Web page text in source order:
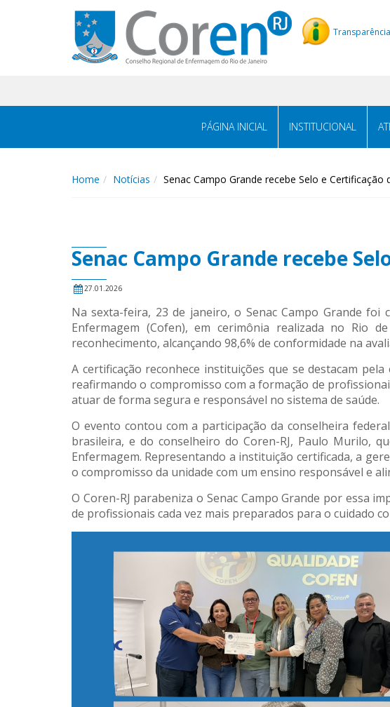
PÁGINA INICIAL INSTITUCIONAL
Home Notícias Senac Campo Grande recebe Selo e Certificação
Senac Campo Grande recebe
27.01.2026
Na sexta-feira, 23 de janeiro, o Senac Campo Grande foi
Enfermagem (Cofen), em cerimônia realizada no Rio
reconhecimento, alcançando 98,6% de conformidade na
A certificação reconhece instituições que se destacam
reafirmando o compromisso com a formação de
atuar de forma segura e responsável no sistema de saúde.
O evento contou com a participação da conselheira
brasileira, e do conselheiro do Coren-RJ, Paulo Murilo,
Enfermagem. Representando a instituição certificada, a
o compromisso da unidade com um ensino responsável e
O Coren-RJ parabeniza o Senac Campo Grande por essa
de profissionais cada vez mais preparados para o cuidado